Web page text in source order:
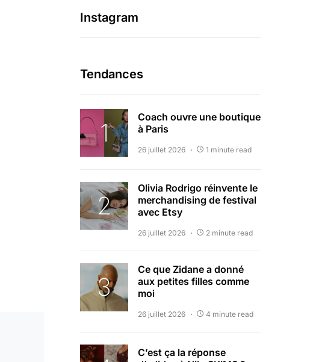
Instagram
Tendances
Coach ouvre une boutique
à Paris
26 juillet 2026 1 minute read
Olivia Rodrigo réinvente le
merchandising de festival
avec Etsy
26 juillet 2026 2 minute read
Ce que Zidane a donné
aux petites filles comme
moi
26 juillet 2026 4 minute read
C’est ça la réponse